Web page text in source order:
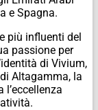
e Spagna.
più influenti del
passione per
di Vivium,
Altagamma, la